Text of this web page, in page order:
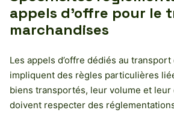
appels d’offre pour le
marchandises
Les appels d’offre dédiés au
impliquent des règles particulières
biens transportés, leur volume et leur
doivent respecter des